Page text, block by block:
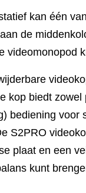
kan één
de
videomonopod
kop biedt
bediening voor
S2PRO
plaat en een
kunt